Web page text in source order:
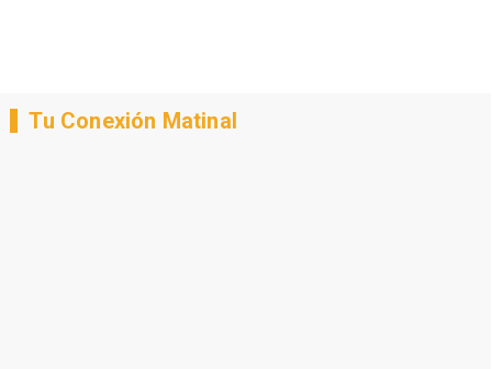
Tu Conexión Matinal